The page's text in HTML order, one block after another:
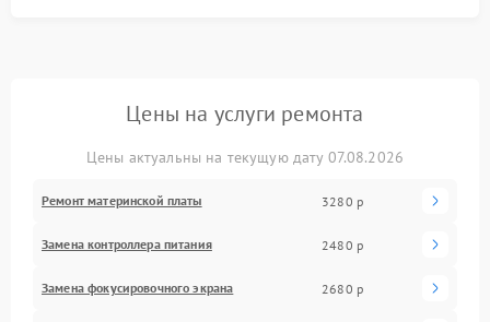
Цены на услуги ремонта
Цены актуальны на текущую дату 07.08.2026
Ремонт материнской платы 3280 р
Замена контроллера питания 2480 р
Замена фокусировочного экрана 2680 р